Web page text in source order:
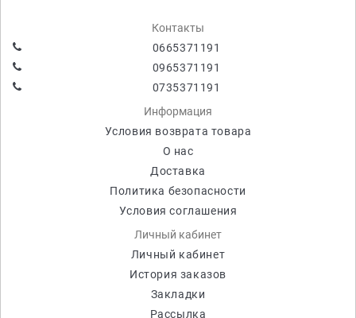
Контакты
0665371191
0965371191
0735371191
Информация
Условия возврата товара
О нас
Доставка
Политика безопасности
Условия соглашения
Личный кабинет
Личный кабинет
История заказов
Закладки
Рассылка